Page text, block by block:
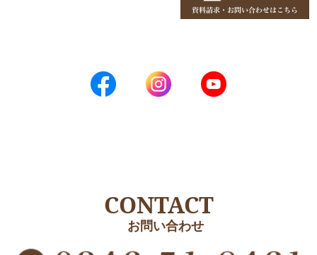
CONTACT
お問い合わせ